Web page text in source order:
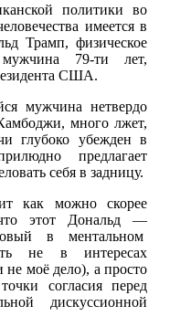
политики во
имеется в
Трамп, физическое
79-ти лет,
США.
мужчина нетвердо
много лжет,
глубоко убежден в
предлагает
себя в задницу.
как можно скорее
что этот Дональд —
в ментальном
не в интересах
не моё дело), а просто
согласия перед
дискуссионной